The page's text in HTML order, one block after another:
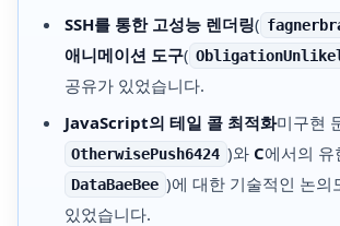
SSH를 통한 고성능 렌더링(
애니메이션 도구(
공유가 있었습니다.
JavaScript의 테일 콜 최적화미구현
OtherwisePush6424 )와 C에서의 유
DataBaeBee )에 대한 기술적인 논의
있었습니다.